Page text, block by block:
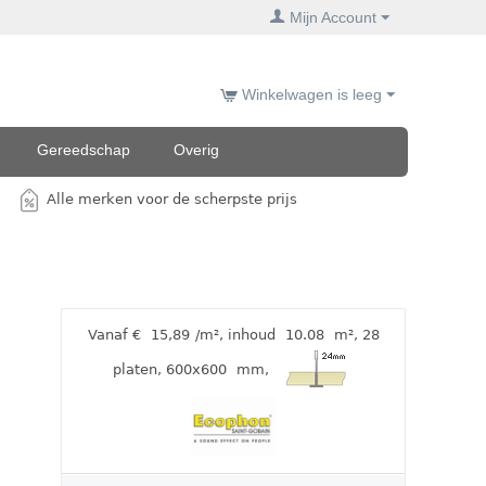
Mijn Account
Winkelwagen is leeg
Gereedschap Overig
Alle merken voor de scherpste prijs
Vanaf € 15,89 /m², inhoud 10.08 m², 28
platen, 600x600 mm,